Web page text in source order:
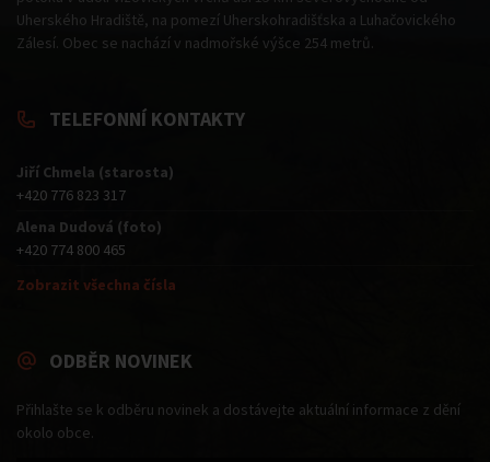
Uherského Hradiště, na pomezí Uherskohradišťska a Luhačovického
Zálesí. Obec se nachází v nadmořské výšce 254 metrů.
TELEFONNÍ KONTAKTY
Jiří Chmela (starosta)
+420 776 823 317
Alena Dudová (foto)
+420 774 800 465
Zobrazit všechna čísla
ODBĚR NOVINEK
Přihlašte se k odběru novinek a dostávejte aktuální informace z dění
okolo obce.